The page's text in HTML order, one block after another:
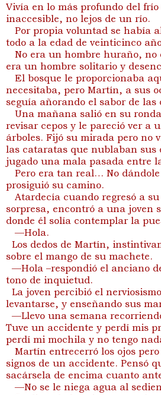
Vivía en lo más profundo del
inaccesible, no lejos de un río.
Por propia voluntad se había
todo a la edad de veinticinco
No era un hombre huraño, no
era un hombre solitario y
El bosque le proporcionaba
necesitaba, pero Martín, a sus
seguía añorando el sabor de las
Una mañana salió en su
revisar cepos y le pareció ver a
árboles. Fijó su mirada pero no
las cataratas que nublaban sus
jugado una mala pasada entre
Pero era tan real… No
prosiguió su camino.
Atardecía cuando regresó a
sorpresa, encontró a una joven
donde él solía contemplar la
—Hola.
Los dedos de Martín,
sobre el mango de su machete.
—Hola –respondió el anciano
tono de inquietud.
La joven percibió el
levantarse, y enseñando sus
—Llevo una semana
Tuve un accidente y perdí mis
perdí mi mochila y no tengo
Martín entrecerró los ojos
signos de un accidente. Pensó
sacársela de encima cuanto
—No se le niega agua al